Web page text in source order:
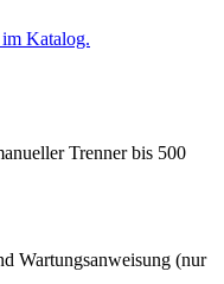
Katalog.
Trenner bis 500
Wartungsanweisung (nur